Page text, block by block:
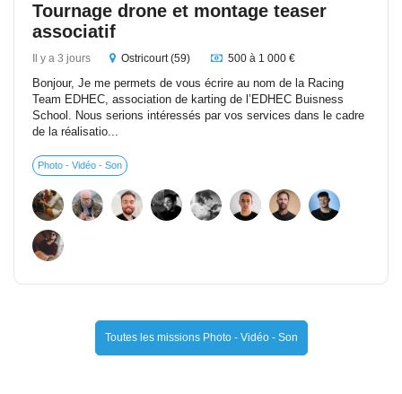
Tournage drone et montage teaser
associatif
Il y a 3 jours Ostricourt (59) 500 à 1 000 €
Bonjour, Je me permets de vous écrire au nom de la Racing
Team EDHEC, association de karting de l’EDHEC Buisness
School. Nous serions intéressés par vos services dans le cadre
de la réalisatio...
Photo - Vidéo - Son
Toutes les missions Photo - Vidéo - Son